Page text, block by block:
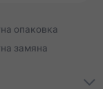
опаковка
замяна